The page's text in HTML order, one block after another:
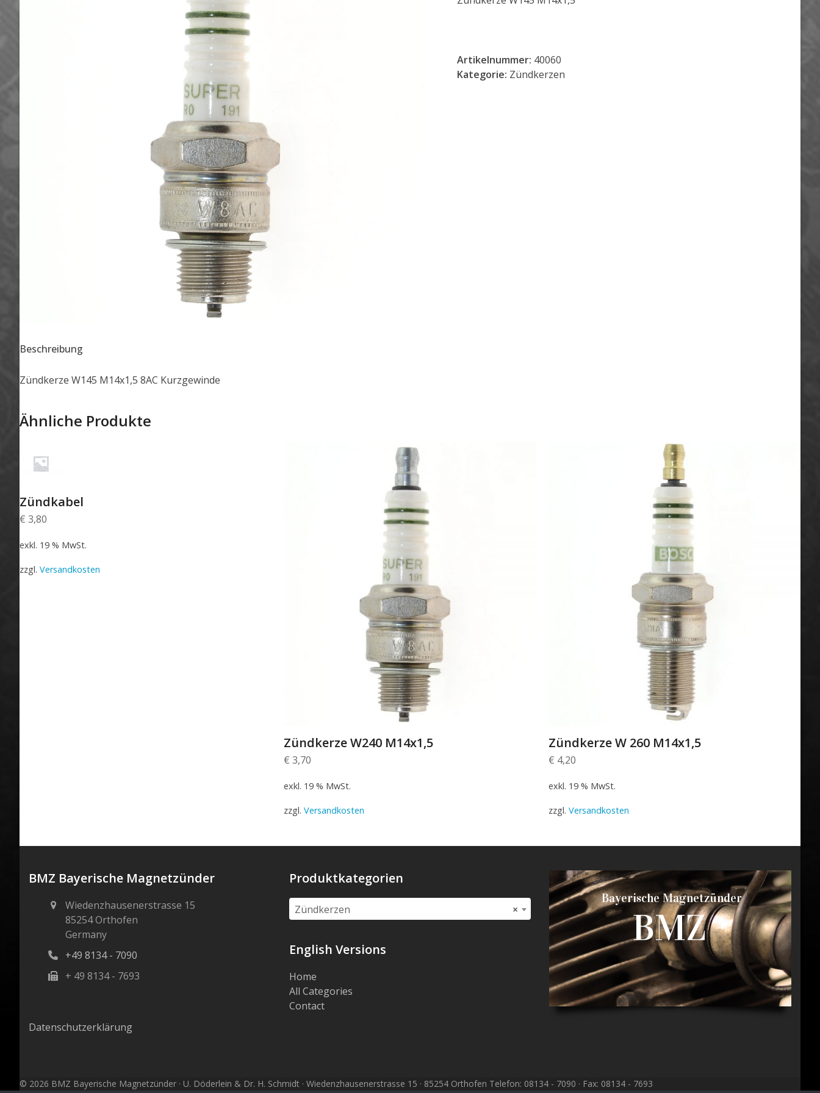
Artikelnummer: 40060
Kategorie: Zündkerzen
Beschreibung
Zündkerze W145 M14x1,5 8AC Kurzgewinde
Ähnliche Produkte
Zündkabel
€ 3,80
exkl. 19 % MwSt.
zzgl. Versandkosten
Zündkerze W240 M14x1,5
€ 3,70
exkl. 19 % MwSt.
zzgl.Versandkosten
Zündkerze W 260 M14x1,5
€ 4,20
exkl. 19 % MwSt.
zzgl. Versandkosten
BMZ Bayerische Magnetzünder
Wiedenzhausenerstrasse 15
85254 Orthofen
Germany
+49 8134 - 7090
+ 49 8134 - 7693
Datenschutzerklärung
Produktkategorien
×
Zündkerzen
English Versions
Home
All Categories
Contact
Bayerische Magnetzünder
BMZ
© 2026 BMZ Bayerische Magnetzünder · U. Döderlein & Dr. H. Schmidt · Wiedenzhausenerstrasse 15 · 85254 Orthofen Telefon: 08134 - 7090 · Fax: 08134 - 7693